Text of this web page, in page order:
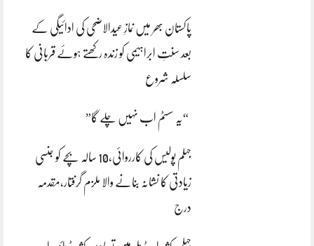
پاکستان بھر میں نمازِ عیدالاضحی کی ادائیگی کے
بعد سنتِ ابراہیمی کو زندہ رکھتے ہوئے قربانی کا
سلسلہ شروع
“یہ سسٹم اب نہیں چلے گا”
جہلم پولیس کی کارروائی،10 سالہ بچے کو جنسی
زیادتی کا نشانہ بنانے والا ملزم گرفتار،مقدمہ
درج